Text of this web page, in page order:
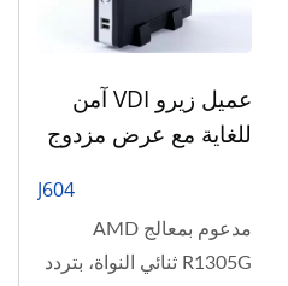
عميل زيرو VDI آمن
للغاية مع عرض مزدوج
J604
مدعوم بمعالج AMD
R1305G ثنائي النواة، بتردد